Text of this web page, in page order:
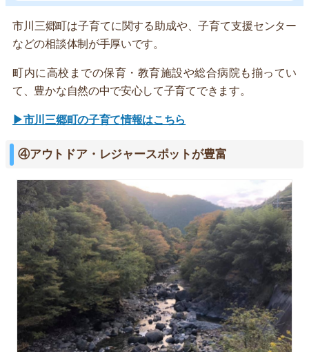
市川三郷町は子育てに関する助成や、子育て支援センター
などの相談体制が手厚いです。
町内に高校までの保育・教育施設や総合病院も揃ってい
て、豊かな自然の中で安心して子育てできます。
▶市川三郷町の子育て情報はこちら
④アウトドア・レジャースポットが豊富